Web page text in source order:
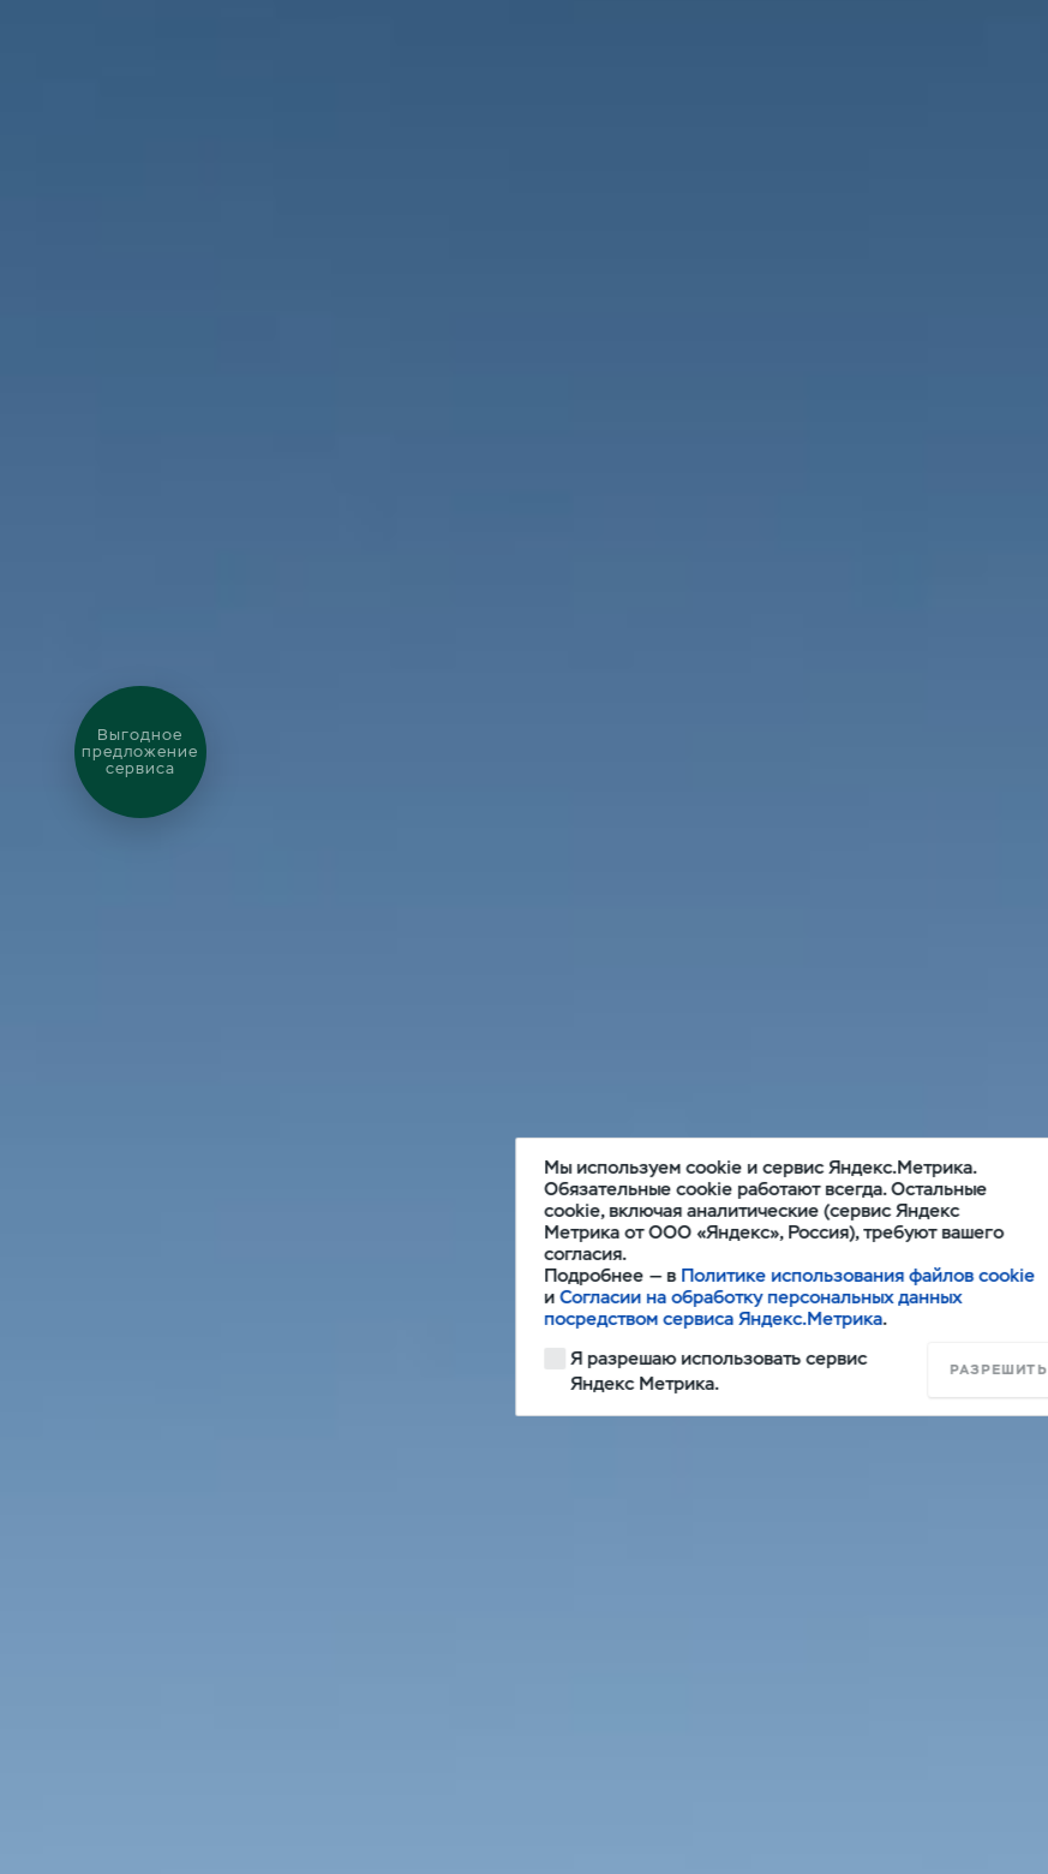
Мы используем cookie и сервис Яндекс.Метрика.
Обязательные cookie работают всегда. Остальные
cookie, включая аналитические (сервис Яндекс
Метрика от ООО «Яндекс», Россия), требуют вашего
согласия.
Подробнее — в Политике использования файлов cookie
иСогласии на обработку персональных данных
посредством сервиса Яндекс.Метрика.
Я разрешаю использовать сервис
Яндекс Метрика.
РАЗРЕШИТЬ
Выгодное
предложение
сервиса